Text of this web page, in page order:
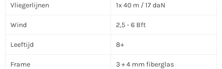
Vliegerlijnen 1x 40 m / 17 daN
Wind 2,5 - 6 Bft
Leeftijd 8+
Frame 3 + 4 mm fiberglas